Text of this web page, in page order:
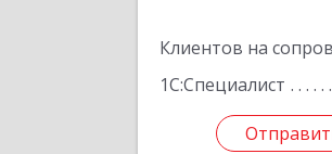
Клиентов на
1С:Специалист